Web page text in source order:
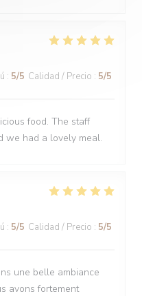
: 5/5 Calidad / Precio : 5/5
food. The staff
we had a lovely meal.
: 5/5 Calidad / Precio : 5/5
une belle ambiance
avons fortement